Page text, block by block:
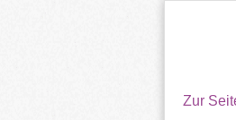
Zur